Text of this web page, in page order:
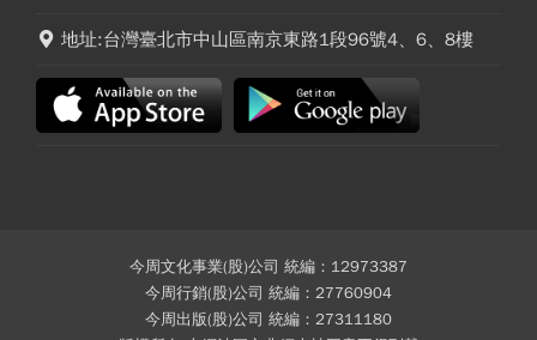
地址:台灣臺北市中山區南京東路1段96號4、6、8樓
今周文化事業(股)公司 統編：12973387
今周行銷(股)公司 統編：27760904
今周出版(股)公司 統編：27311180